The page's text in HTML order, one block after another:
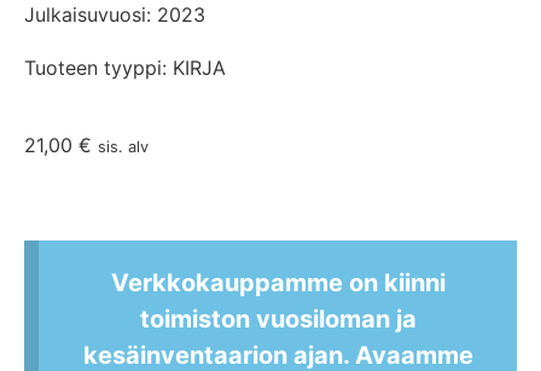
Julkaisuvuosi: 2023
Tuoteen tyyppi: KIRJA
21,00 € sis. alv
Verkkokauppamme on kiinni
toimiston vuosiloman ja
kesäinventaarion ajan. Avaamme